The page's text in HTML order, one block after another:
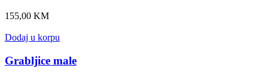
155,00 KM
Dodaj u korpu
Grabljice male